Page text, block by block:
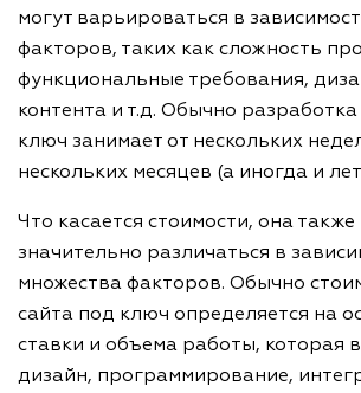
могут варьироваться в
факторов, таких как сложность
функциональные требования,
контента и т.д. Обычно
ключ занимает от нескольких
нескольких месяцев (а иногда и
Что касается стоимости, она также
значительно различаться в
множества факторов. Обычно
сайта под ключ определяется на
ставки и объема работы, которая
дизайн, программирование,